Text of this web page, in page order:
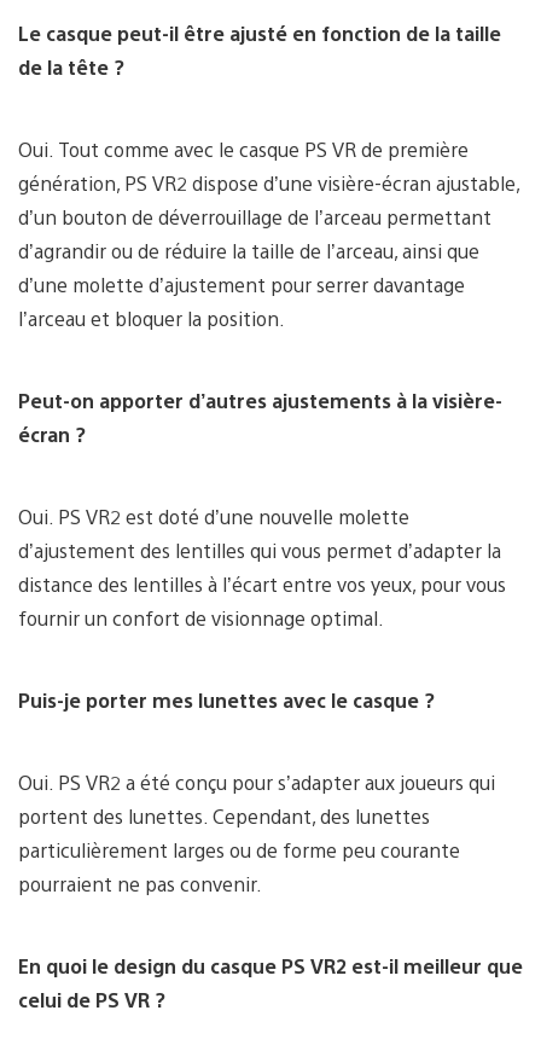
Le casque peut-il être ajusté en fonction de la taille
de la tête ?
Oui. Tout comme avec le casque PS VR de première
génération, PS VR2 dispose d’une visière-écran ajustable,
d’un bouton de déverrouillage de l’arceau permettant
d’agrandir ou de réduire la taille de l’arceau, ainsi que
d’une molette d’ajustement pour serrer davantage
l’arceau et bloquer la position.
Peut-on apporter d’autres ajustements à la visière-
écran ?
Oui. PS VR2 est doté d’une nouvelle molette
d’ajustement des lentilles qui vous permet d’adapter la
distance des lentilles à l’écart entre vos yeux, pour vous
fournir un confort de visionnage optimal.
Puis-je porter mes lunettes avec le casque ?
Oui. PS VR2 a été conçu pour s’adapter aux joueurs qui
portent des lunettes. Cependant, des lunettes
particulièrement larges ou de forme peu courante
pourraient ne pas convenir.
En quoi le design du casque PS VR2 est-il meilleur que
celui de PS VR ?